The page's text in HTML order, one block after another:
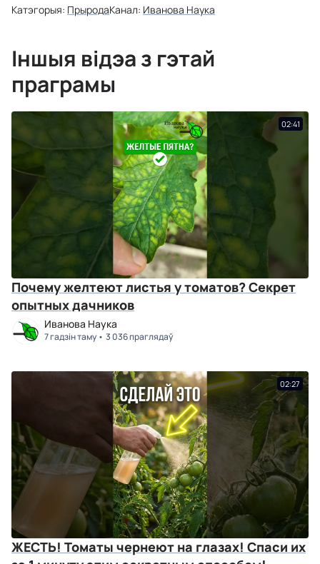
Катэгорыя: ПрыродаКанал: Иванова Наука
Іншыя відэа з гэтай
праграмы
02:41
Почему желтеют листья у томатов? Секрет
опытных дачников
Иванова Наука
7 гадзін таму 3 036 праглядаў
02:27
ЖЕСТЬ! Томаты чернеют на глазах! Спаси их